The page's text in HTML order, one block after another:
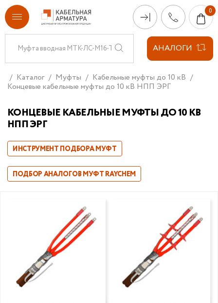
АНАЛОГИ
Каталог Муфты
Кабельные муфты до 10 кВ
Концевые кабельные муфты до 10 кВ НПП ЭРГ
КОНЦЕВЫЕ КАБЕЛЬНЫЕ МУФТЫ ДО 10 КВ
НПП ЭРГ
ИНСТРУМЕНТ ПОДБОРА МУФТ
ПОДБОР АНАЛОГОВ МУФТ RAYCHEM